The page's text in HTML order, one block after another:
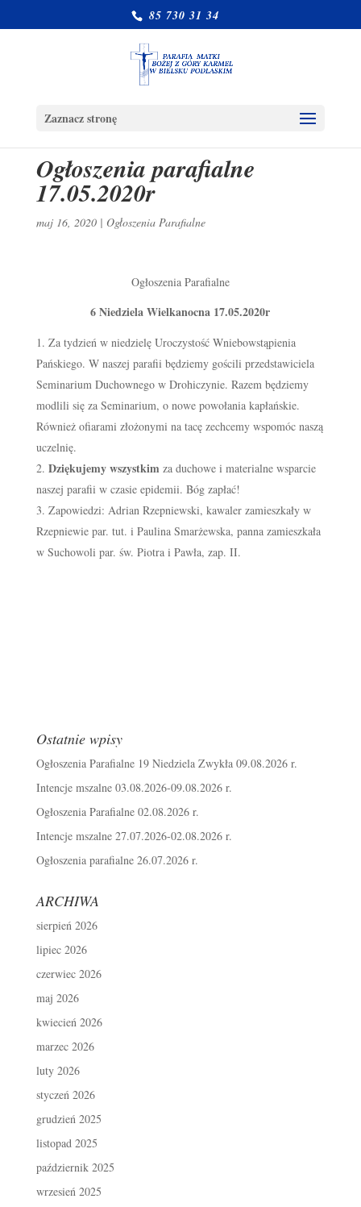
85 730 31 34
Zaznacz stronę
Ogłoszenia parafialne
17.05.2020r
maj 16, 2020| Ogłoszenia Parafialne
Ogłoszenia Parafialne
6 Niedziela Wielkanocna 17.05.2020r
Za tydzień w niedzielę Uroczystość Wniebowstąpienia
Pańskiego. W naszej parafii będziemy gościli przedstawiciela
Seminarium Duchownego w Drohiczynie. Razem będziemy
modlili się za Seminarium, o nowe powołania kapłańskie.
Również ofiarami złożonymi na tacę zechcemy wspomóc naszą
uczelnię.
Dziękujemy wszystkimza duchowe i materialne wsparcie
naszej parafii w czasie epidemii. Bóg zapłać!
Zapowiedzi: Adrian Rzepniewski, kawaler zamieszkały w
Rzepniewie par. tut. i Paulina Smarżewska, panna zamieszkała
w Suchowoli par. św. Piotra i Pawła, zap. II.
Ostatnie wpisy
Ogłoszenia Parafialne 19 Niedziela Zwykła 09.08.2026 r.
Intencje mszalne 03.08.2026-09.08.2026 r.
Ogłoszenia Parafialne 02.08.2026 r.
Intencje mszalne 27.07.2026-02.08.2026 r.
Ogłoszenia parafialne 26.07.2026 r.
ARCHIWA
sierpień 2026
lipiec 2026
czerwiec 2026
maj 2026
kwiecień 2026
marzec 2026
luty 2026
styczeń 2026
grudzień 2025
listopad 2025
październik 2025
wrzesień 2025